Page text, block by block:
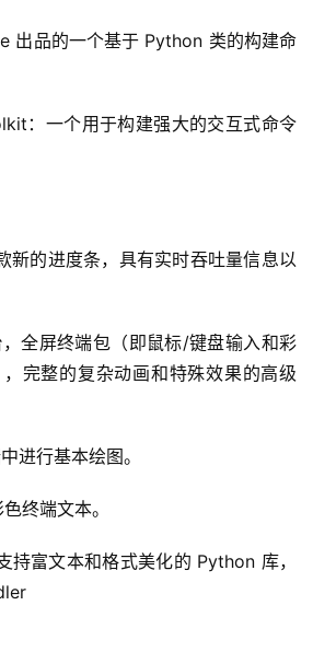
出品的一个基于 Python 类的构建命
：一个用于构建强大的交互式命令
的进度条，具有实时吞吐量信息以
全屏终端包（即鼠标/键盘输入和彩
完整的复杂动画和特殊效果的高级
进行基本绘图。
终端文本。
持富文本和格式美化的 Python 库，